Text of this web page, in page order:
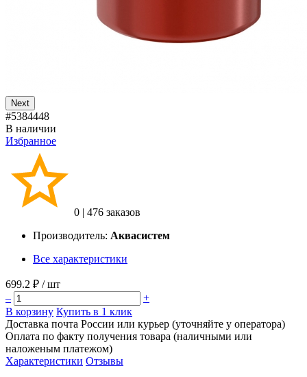
Next
#5384448
В наличии
Избранное
0 | 476 заказов
Производитель: Аквасистем
Все характеристики
699.2 ₽ / шт
–
+
В корзину Купить в 1 клик
Доставка почта России или курьер (уточняйте у оператора)
Оплата по факту получения товара (наличными или
наложеным платежом)
Характеристики Отзывы